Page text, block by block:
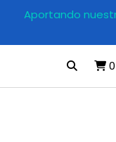
Aportando
0